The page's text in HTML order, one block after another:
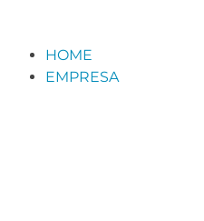
HOME
EMPRESA